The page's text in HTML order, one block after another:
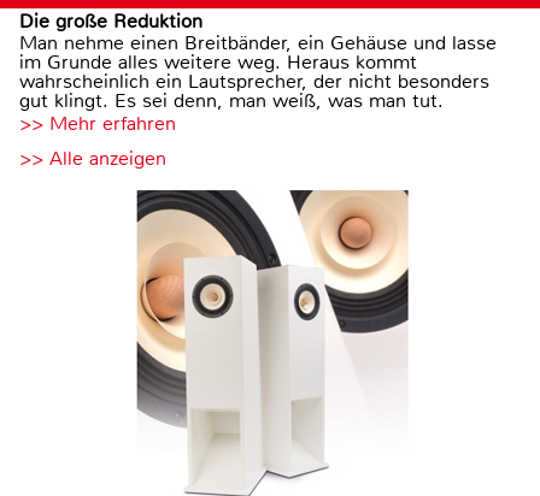
Die große Reduktion
Man nehme einen Breitbänder, ein Gehäuse und lasse
im Grunde alles weitere weg. Heraus kommt
wahrscheinlich ein Lautsprecher, der nicht besonders
gut klingt. Es sei denn, man weiß, was man tut.
>> Mehr erfahren
>> Alle anzeigen